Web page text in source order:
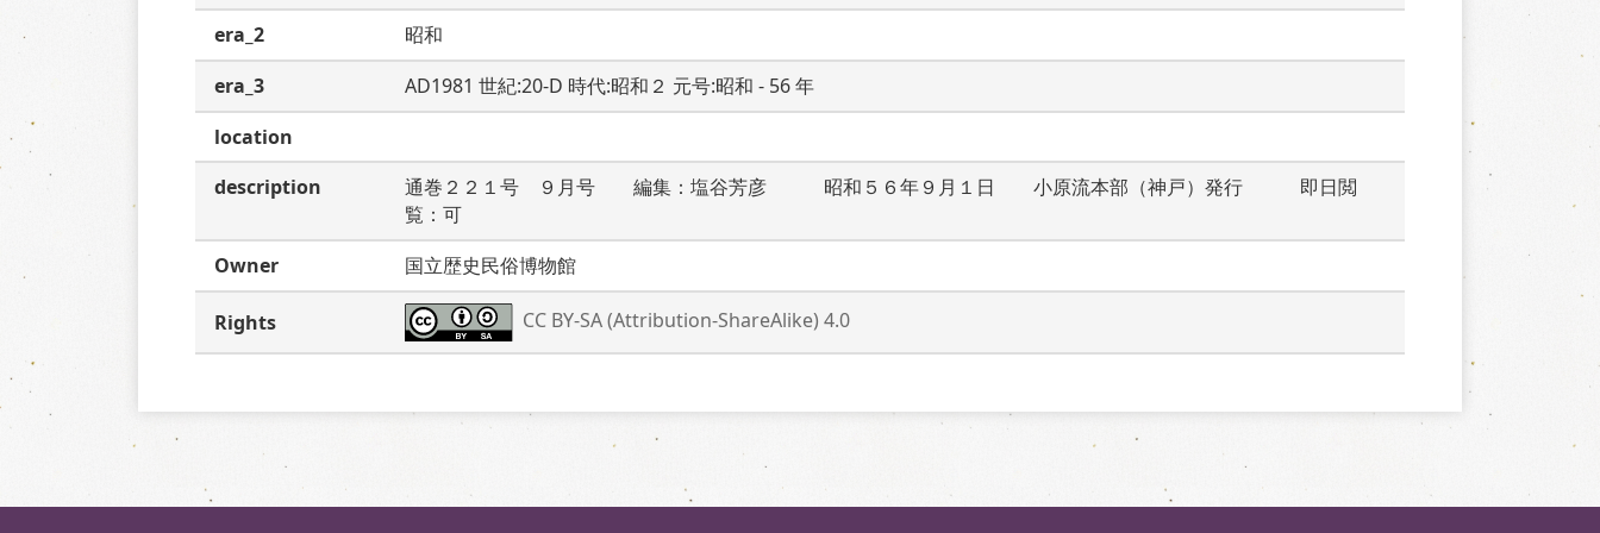
era_2
昭和
era_3
AD1981 世紀:20-D 時代:昭和２ 元号:昭和 - 56 年
location
description
通巻２２１号　９月号　　編集：塩谷芳彦　　　昭和５６年９月１日　　小原流本部（神戸）発行　　　即日閲
覧：可
Owner
国立歴史民俗博物館
Rights CC BY-SA (Attribution-ShareAlike) 4.0